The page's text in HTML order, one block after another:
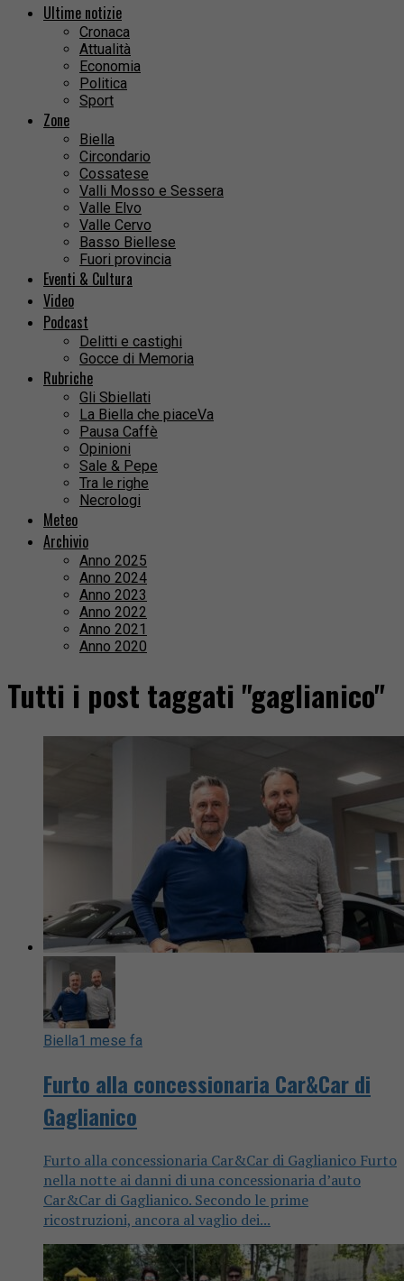
Ultime notizie
Cronaca
Attualità
Economia
Politica
Sport
Zone
Biella
Circondario
Cossatese
Valli Mosso e Sessera
Valle Elvo
Valle Cervo
Basso Biellese
Fuori provincia
Eventi & Cultura
Video
Podcast
Delitti e castighi
Gocce di Memoria
Rubriche
Gli Sbiellati
La Biella che piaceVa
Pausa Caffè
Opinioni
Sale & Pepe
Tra le righe
Necrologi
Meteo
Archivio
Anno 2025
Anno 2024
Anno 2023
Anno 2022
Anno 2021
Anno 2020
Tutti i post taggati "gaglianico"
Biella1 mese fa
Furto alla concessionaria Car&Car di
Gaglianico
Furto alla concessionaria Car&Car di Gaglianico Furto
nella notte ai danni di una concessionaria d’auto
Car&Car di Gaglianico. Secondo le prime
ricostruzioni, ancora al vaglio dei...